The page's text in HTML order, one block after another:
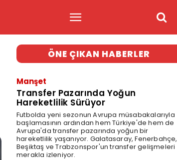
ÖNE ÇIKAN HABERLER
Manşet
Transfer Pazarında Yoğun
Hareketlilik Sürüyor
Futbolda yeni sezonun Avrupa müsabakalarıyla
başlamasının ardından hem Türkiye'de hem de
Avrupa'da transfer pazarında yoğun bir
hareketlilik yaşanıyor. Galatasaray, Fenerbahçe,
Beşiktaş ve Trabzonspor'un transfer gelişmeleri
merakla izleniyor.